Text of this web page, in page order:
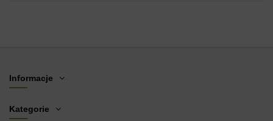
Informacje
Kategorie